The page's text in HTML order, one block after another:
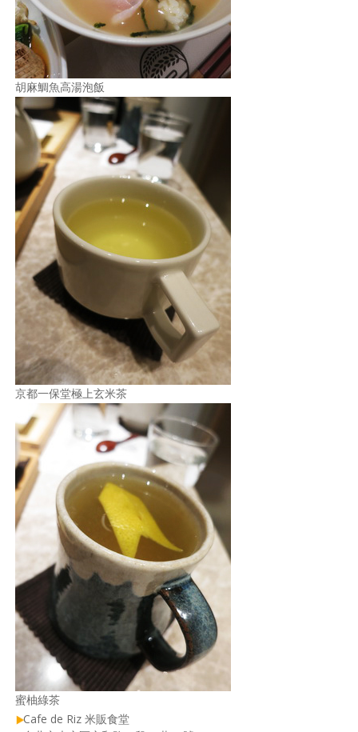
胡麻鯛魚高湯泡飯
京都一保堂極上玄米茶
蜜柚綠茶
Cafe de Riz 米販食堂